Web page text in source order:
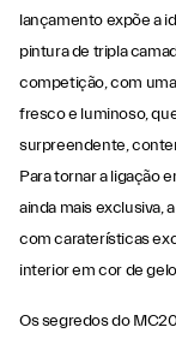
lançamento expõe a
pintura de tripla
competição, com
fresco e luminoso,
surpreendente,
Para tornar a ligação
ainda mais exclusiva,
com caraterísticas
interior em cor de
Os segredos do